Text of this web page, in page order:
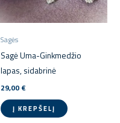
Sagės
Sagė Uma-Ginkmedžio
lapas, sidabrinė
29,00 €
Į KREPŠELĮ